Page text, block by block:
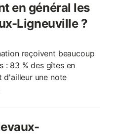
en général les
Ligneuville ?
reçoivent beaucoup
: 83 % des gîtes en
d'ailleur une note